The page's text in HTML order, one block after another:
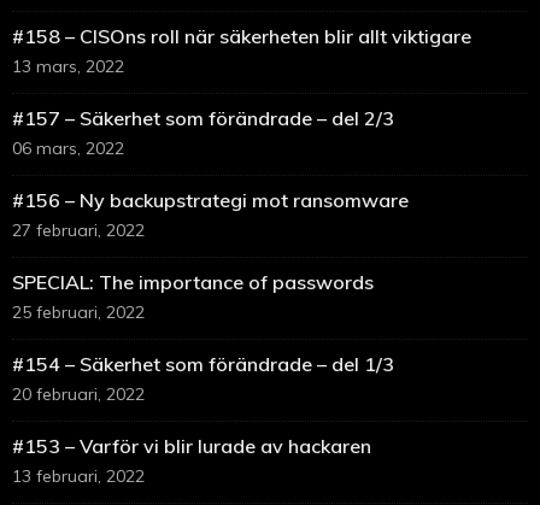
#158 – CISOns roll när säkerheten blir allt viktigare
13 mars, 2022
#157 – Säkerhet som förändrade – del 2/3
06 mars, 2022
#156 – Ny backupstrategi mot ransomware
27 februari, 2022
SPECIAL: The importance of passwords
25 februari, 2022
#154 – Säkerhet som förändrade – del 1/3
20 februari, 2022
#153 – Varför vi blir lurade av hackaren
13 februari, 2022